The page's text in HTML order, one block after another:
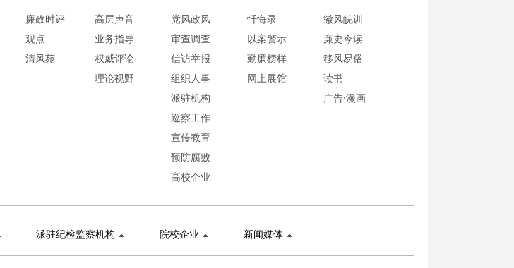
廉政时评
观点
清风苑
高层声音
业务指导
权威评论
理论视野
党风政风
审查调查
信访举报
组织人事
派驻机构
巡察工作
宣传教育
预防腐败
高校企业
忏悔录
以案警示
勤廉榜样
网上展馆
徽风皖训
廉史今读
移风易俗
读书
广告·漫画
派驻纪检监察机构 院校企业 新闻媒体